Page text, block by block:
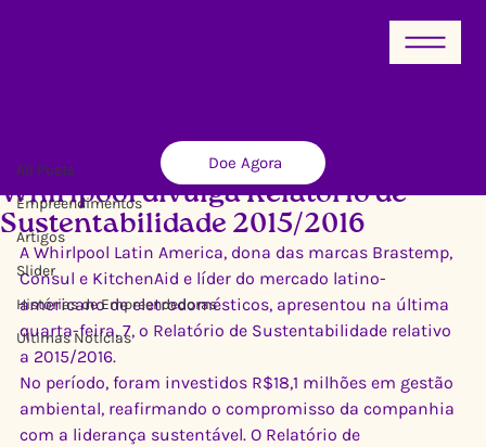
Doe Agora
All Posts
Empreendimentos
Artigos
Slider
Histórias de Empreendedoras
Últimas Notícias
Whirlpool divulga Relatório de
Sustentabilidade 2015/2016
Ricardo Xavier 13 de jun. de 2017 2 min de leitura
A Whirlpool Latin America, dona das marcas Brastemp,
Consul e KitchenAid e líder do mercado latino-
americano de eletrodomésticos, apresentou na última
quarta-feira, 7, o Relatório de Sustentabilidade relativo
a 2015/2016.
No período, foram investidos R$18,1 milhões em gestão
ambiental, reafirmando o compromisso da companhia
com a liderança sustentável. O Relatório de